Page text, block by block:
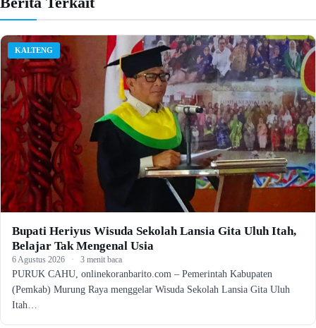
KALTENG
Bupati Heriyus Wisuda Sekolah Lansia Gita Uluh Itah,
Belajar Tak Mengenal Usia
6 Agustus 2026 · 3 menit baca
PURUK CAHU, onlinekoranbarito.com – Pemerintah Kabupaten
(Pemkab) Murung Raya menggelar Wisuda Sekolah Lansia Gita Uluh
Itah…